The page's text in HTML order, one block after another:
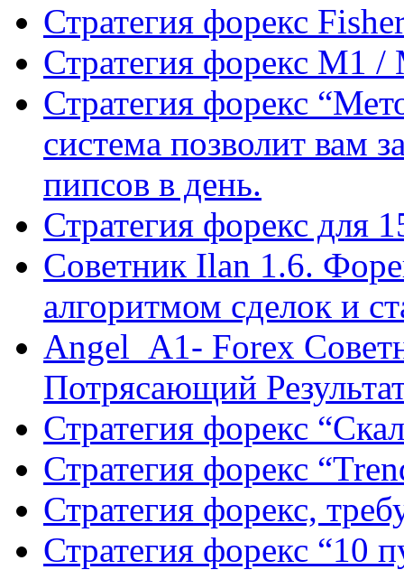
Стратегия форекс
Стратегия форекс M1 /
Стратегия форекс
система позволит вам
пипсов в день.
Стратегия форекс для
Советник Ilan 1.6.
алгоритмом сделок и
Angel_A1- Forex
Потрясающий
Стратегия форекс
Стратегия форекс
Стратегия форекс,
Стратегия форекс “10